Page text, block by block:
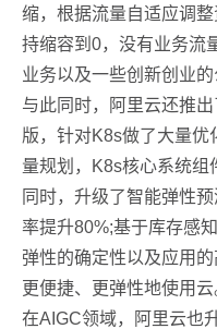
缩，根据流量自适应调
持缩容到0，没有业务流
业务以及一些创新创业的
与此同时，阿里云还推
版，针对K8s做了大量优
量规划，K8s核心系统组
同时，升级了智能弹性
率提升80%;基于库存感
弹性的确定性以及应用
更便捷、更弹性地使用云
在AIGC领域，阿里云也